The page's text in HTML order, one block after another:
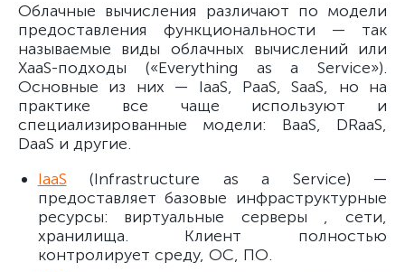
Облачные вычисления различают по модели
предоставления функциональности — так
называемые виды облачных вычислений или
XaaS-подходы («Everything as a Service»).
Основные из них — IaaS, PaaS, SaaS, но на
практике все чаще используют и
специализированные модели: BaaS, DRaaS,
DaaS и другие.
IaaS (Infrastructure as a Service) —
предоставляет базовые инфраструктурные
ресурсы: виртуальные серверы , сети,
хранилища. Клиент полностью
контролирует среду, ОС, ПО.